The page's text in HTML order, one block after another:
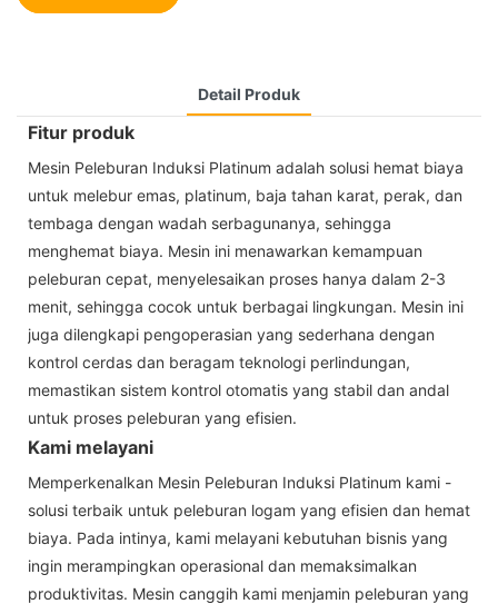
Detail Produk
Fitur produk
Mesin Peleburan Induksi Platinum adalah solusi hemat biaya
untuk melebur emas, platinum, baja tahan karat, perak, dan
tembaga dengan wadah serbagunanya, sehingga
menghemat biaya. Mesin ini menawarkan kemampuan
peleburan cepat, menyelesaikan proses hanya dalam 2-3
menit, sehingga cocok untuk berbagai lingkungan. Mesin ini
juga dilengkapi pengoperasian yang sederhana dengan
kontrol cerdas dan beragam teknologi perlindungan,
memastikan sistem kontrol otomatis yang stabil dan andal
untuk proses peleburan yang efisien.
Kami melayani
Memperkenalkan Mesin Peleburan Induksi Platinum kami -
solusi terbaik untuk peleburan logam yang efisien dan hemat
biaya. Pada intinya, kami melayani kebutuhan bisnis yang
ingin merampingkan operasional dan memaksimalkan
produktivitas. Mesin canggih kami menjamin peleburan yang